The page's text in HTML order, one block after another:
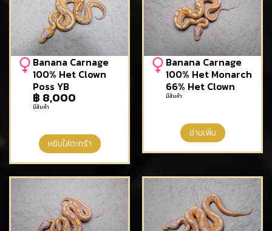
Banana Carnage
100% Het Clown
Poss YB
฿ 8,000
มีสินค้า
หยิบใส่ตะกร้า
Banana Carnage
100% Het Monarch
66% Het Clown
มีสินค้า
อ่านเพิ่ม